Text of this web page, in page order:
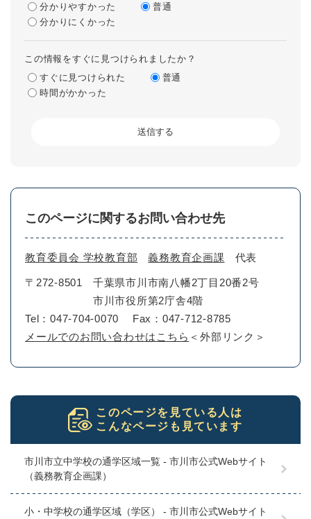
分かりやすかった
普通
分かりにくかった
この情報をすぐに見つけられましたか？
すぐに見つけられた
普通
時間がかかった
このページに関するお問い合わせ先
教育委員会 学校教育部 義務教育企画課 代表
〒272-8501
千葉県市川市南八幡2丁目20番2号
市川市役所第2庁舎4階
Tel：047-704-0070
Fax：047-712-8785
メールでのお問い合わせはこちら ＜外部リンク＞
このページを見ている人は
こんなページも見ています
市川市立中学校の通学区域一覧 - 市川市公式Webサイト
（義務教育企画課）
小・中学校の通学区域（学区） - 市川市公式Webサイト